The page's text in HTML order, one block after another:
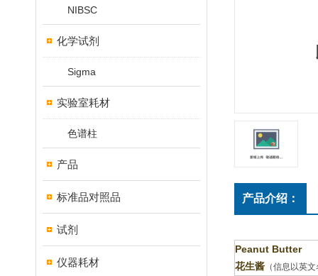
NIBSC
化学试剂
Sigma
实验室耗材
色谱柱
产品
标准品对照品
试剂
仪器耗材
产品介绍：
Peanut Butter
花生酱 （信息以英